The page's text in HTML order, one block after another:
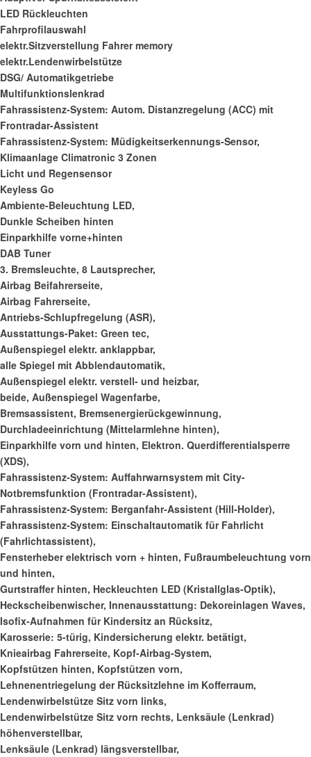
LED Rückleuchten
Fahrprofilauswahl
elektr.Sitzverstellung Fahrer memory
elektr.Lendenwirbelstütze
DSG/ Automatikgetriebe
Multifunktionslenkrad
Fahrassistenz-System: Autom. Distanzregelung (ACC) mit
Frontradar-Assistent
Fahrassistenz-System: Müdigkeitserkennungs-Sensor,
Klimaanlage Climatronic 3 Zonen
Licht und Regensensor
Keyless Go
Ambiente-Beleuchtung LED,
Dunkle Scheiben hinten
Einparkhilfe vorne+hinten
DAB Tuner
3. Bremsleuchte, 8 Lautsprecher,
Airbag Beifahrerseite,
Airbag Fahrerseite,
Antriebs-Schlupfregelung (ASR),
Ausstattungs-Paket: Green tec,
Außenspiegel elektr. anklappbar,
alle Spiegel mit Abblendautomatik,
Außenspiegel elektr. verstell- und heizbar,
beide, Außenspiegel Wagenfarbe,
Bremsassistent, Bremsenergierückgewinnung,
Durchladeeinrichtung (Mittelarmlehne hinten),
Einparkhilfe vorn und hinten, Elektron. Querdifferentialsperre
(XDS),
Fahrassistenz-System: Auffahrwarnsystem mit City-
Notbremsfunktion (Frontradar-Assistent),
Fahrassistenz-System: Berganfahr-Assistent (Hill-Holder),
Fahrassistenz-System: Einschaltautomatik für Fahrlicht
(Fahrlichtassistent),
Fensterheber elektrisch vorn + hinten, Fußraumbeleuchtung vorn
und hinten,
Gurtstraffer hinten, Heckleuchten LED (Kristallglas-Optik),
Heckscheibenwischer, Innenausstattung: Dekoreinlagen Waves,
Isofix-Aufnahmen für Kindersitz an Rücksitz,
Karosserie: 5-türig, Kindersicherung elektr. betätigt,
Knieairbag Fahrerseite, Kopf-Airbag-System,
Kopfstützen hinten, Kopfstützen vorn,
Lehnenentriegelung der Rücksitzlehne im Kofferraum,
Lendenwirbelstütze Sitz vorn links,
Lendenwirbelstütze Sitz vorn rechts, Lenksäule (Lenkrad)
höhenverstellbar,
Lenksäule (Lenkrad) längsverstellbar,